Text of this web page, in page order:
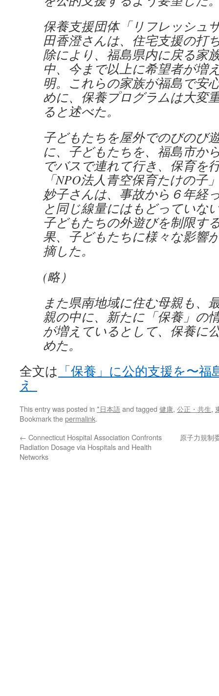
保養支援団体「リフレッシュ
田香澄さんは、住宅支援の打
除により、福島県内に戻る家
中、今まで以上に希望者が増
明。これらの家族が福島で安
めに、保養プログラムは大変
ると述べた。
子どもたちを屋外でのびのび
に、子どもたちを、福島市か
でバスで連れて行き、保育を
「NPO法人青空保育たけの子
妙子さんは、事故から６年経
と同じ線量にはもどっていな
子どもたちの外遊びを制限す
果、子どもたちに様々な影響
摘した。
(略）
また県南地域に住む母親も、
親の中に、新たに「保養」の
が増えているとして、保養に
めた。
全文は 「保養」に公的支援を〜
え
This entry was posted in *日本語and tagged 健康, 公正・共生,
Bookmark thepermalink.
← Connecticut Hospital Association Confronts
Radiation Dosage via Hospitals and Health
Networks
原子力規制